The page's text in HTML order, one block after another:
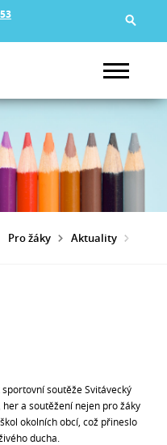
Pro žáky Aktuality
soutěže Svitávecký
a soutěžení nejen pro žáky
okolních obcí, což přineslo
ducha.